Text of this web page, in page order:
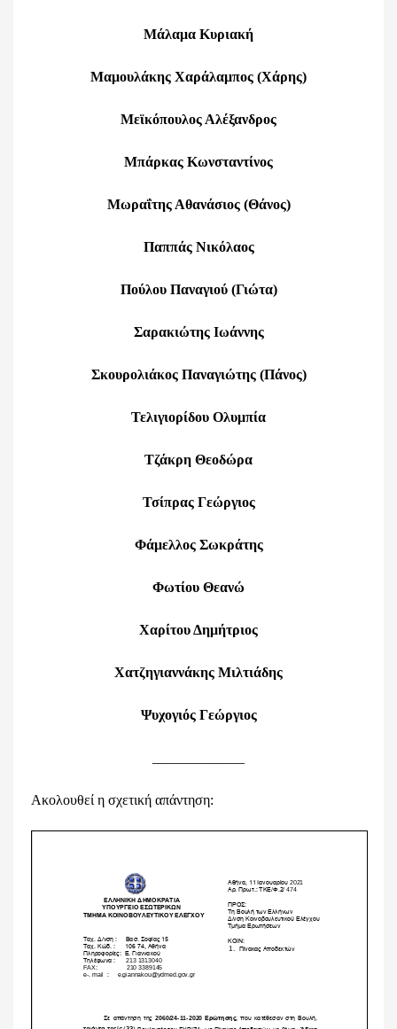
Μάλαμα Κυριακή
Μαμουλάκης Χαράλαμπος (Χάρης)
Μεϊκόπουλος Αλέξανδρος
Μπάρκας Κωνσταντίνος
Μωραΐτης Αθανάσιος (Θάνος)
Παππάς Νικόλαος
Πούλου Παναγιού (Γιώτα)
Σαρακιώτης Ιωάννης
Σκουρολιάκος Παναγιώτης (Πάνος)
Τελιγιορίδου Ολυμπία
Τζάκρη Θεοδώρα
Τσίπρας Γεώργιος
Φάμελλος Σωκράτης
Φωτίου Θεανώ
Χαρίτου Δημήτριος
Χατζηγιαννάκης Μιλτιάδης
Ψυχογιός Γεώργιος
Ακολουθεί η σχετική απάντηση: